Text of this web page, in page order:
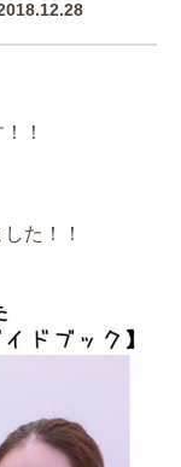
！
た！！